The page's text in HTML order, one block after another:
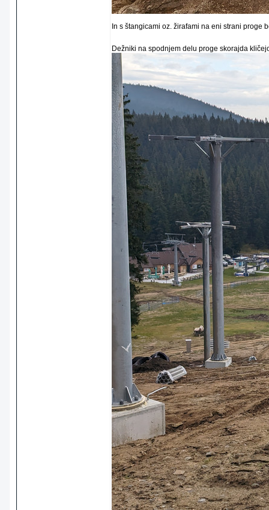
In s štangicami oz. žirafami na eni strani proge
Dežniki na spodnjem delu proge skorajda